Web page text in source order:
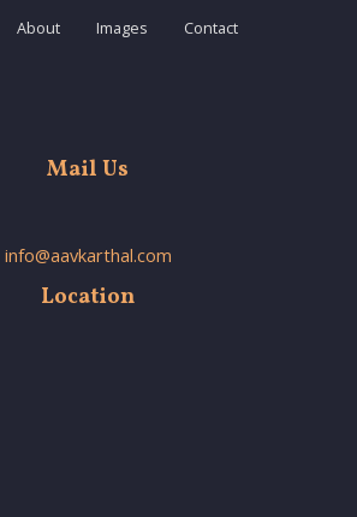
About Images Contact
Mail Us
info@aavkarthal.com
Location